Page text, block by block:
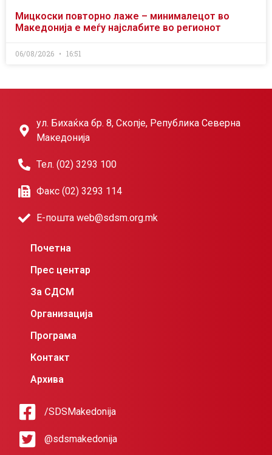
Мицкоски повторно лаже – минималецот во
Македонија е меѓу најслабите во регионот
06/08/2026 16:51
ул. Бихаќка бр. 8, Скопје, Република Северна
Македонија
Тел. (02) 3293 100
Факс (02) 3293 114
Е-пошта web@sdsm.org.mk
Почетна
Прес центар
За СДСМ
Организација
Програма
Контакт
Архива
/SDSMakedonija
@sdsmakedonija